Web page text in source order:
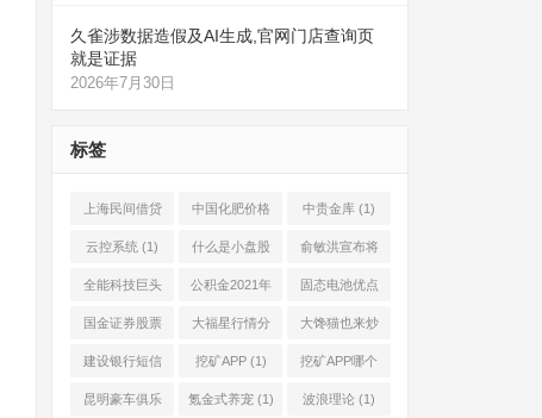
久雀涉数据造假及AI生成,官网门店查询页
就是证据
2026年7月30日
标签
上海民间借贷
公司(1)
中国化肥价格
网(1)
中贵金库 (1)
云控系统 (1) 什么是小盘股
(2)
俞敏洪宣布将
退休(1)
全能科技巨头
(1)
公积金2021年
起不允许提取
固态电池优点
(1)
国金证券股票
(2)
大福星行情分
析系统(1)
大馋猫也来炒
股票(1)
建设银行短信
服务费(1)
挖矿APP(1) 挖矿APP哪个
靠谱(1)
昆明豪车俱乐 氪金式养宠(1) 波浪理论 (1)